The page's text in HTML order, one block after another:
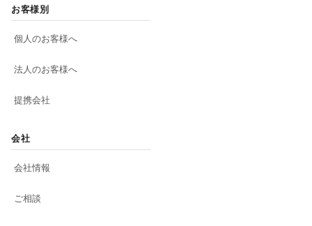
お客様別
個人のお客様へ
法人のお客様へ
提携会社
会社
会社情報
ご相談